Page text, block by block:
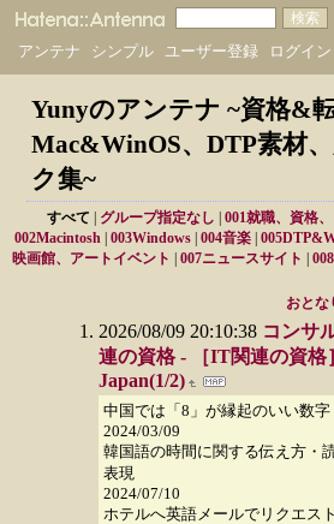
アンテナ シンプル ユーザー登録 ログイン
Yunyのアンテナ ~資格&転
Mac&WinOS、DTP素材
ク集~
すべて | グループ指定なし | 001就職、資格
002Macintosh| 003Windows| 004音楽|
映画館、アートイベント | 007ニュースサイト |
おとな
2026/08/09 20:10:38 コンサ
連の資格 - ［IT関連の資格
Japan(1/2)
中国では「8」が縁起のいい数
2024/03/09
韓国語の時間に関する伝え方・
表現
2024/07/10
ホテルへ英語メールでリクエス